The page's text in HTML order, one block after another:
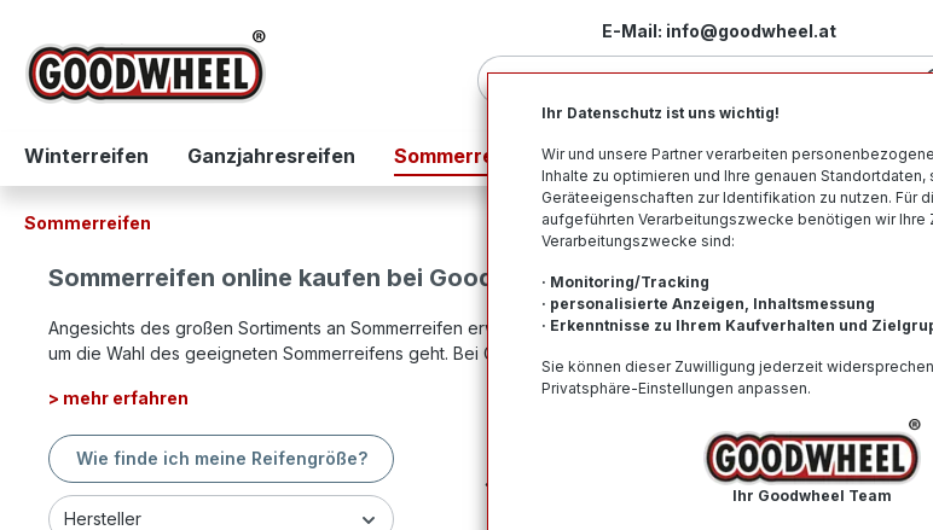
Zur Hauptnavigation springen E-Mail: info@goodwheel.at
Winterreifen Ganzjahresreifen Sommerreifen Motorradreifen Felgen
Sommerreifen
Sommerreifen online kaufen bei Goodwheel
Angesichts des großen Sortiments an Sommerreifen erweist sich die Entscheidung für ein Profil oftmals als
um die Wahl des geeigneten Sommerreifens geht. Bei Goodwheel können Sie online aus über 15.000
> mehr erfahren
Wie finde ich meine Reifengröße?
Hersteller
11 12
Ihr Datenschutz ist uns wichtig!
Wir und unsere Partner verarbeiten
Inhalte zu optimieren und Ihre genauen Standortdaten,
Geräteeigenschaften zur Identifikation zu nutzen. Für
aufgeführten Verarbeitungszwecke benötigen wir Ihre
Verarbeitungszwecke sind:
· Monitoring/Tracking
· personalisierte Anzeigen, Inhaltsmessung
· Erkenntnisse zu Ihrem Kaufverhalten und
Sie können dieser Zuwilligung jederzeit
Privatsphäre-Einstellungen anpassen.
Ihr Goodwheel Team